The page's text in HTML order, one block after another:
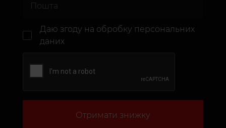
Даю згоду на обробку персональних
даних
Отримати знижку